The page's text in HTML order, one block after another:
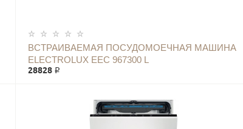
ВСТРАИВАЕМАЯ ПОСУДОМОЕЧНАЯ МАШИНА
ELECTROLUX EEC 967300 L
28828 ₽